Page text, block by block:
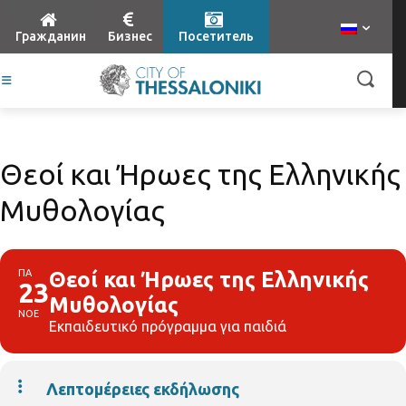
Гражданин Бизнес Посетитель
Θεοί και Ήρωες της Ελληνικής
Μυθολογίας
ΠΑ
23
ΝΟΕ
Θεοί και Ήρωες της Ελληνικής
Μυθολογίας
Εκπαιδευτικό πρόγραμμα για παιδιά
Λεπτομέρειες εκδήλωσης